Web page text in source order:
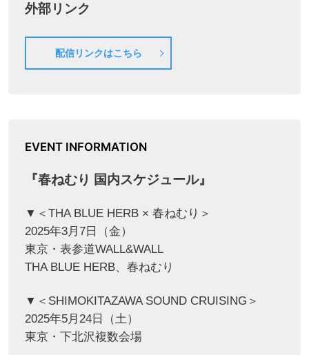
外部リンク
配信リンクはこちら
EVENT INFORMATION
『春ねむり 国内スケジュール』
▼＜THA BLUE HERB × 春ねむり＞
2025年3月7日（金）
東京・表参道WALL&WALL
THA BLUE HERB、春ねむり
▼＜SHIMOKITAZAWA SOUND CRUISING＞
2025年5月24日（土）
東京・下北沢複数会場